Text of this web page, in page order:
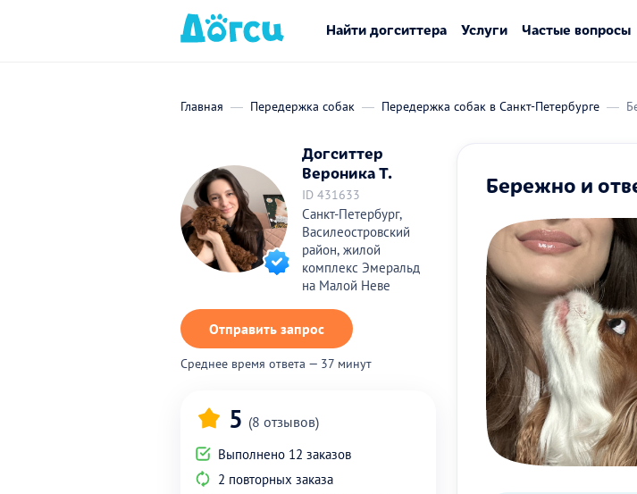
Найти догситтера Услуги Частые вопросы
Главная Передержка собак Передержка собак в Санкт-Петербурге
Догситтер
Вероника Т.
ID 431633
Санкт-Петербург,
Василеостровский
район, жилой
комплекс Эмеральд
на Малой Неве
Отправить запрос
Среднее время ответа — 37 минут
5 (8 отзывов)
Выполнено 12 заказов
2 повторных заказа
Бережно и